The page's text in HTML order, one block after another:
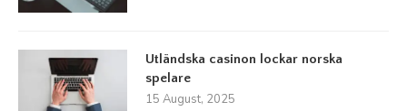
Utländska casinon lockar norska
spelare
15 August, 2025